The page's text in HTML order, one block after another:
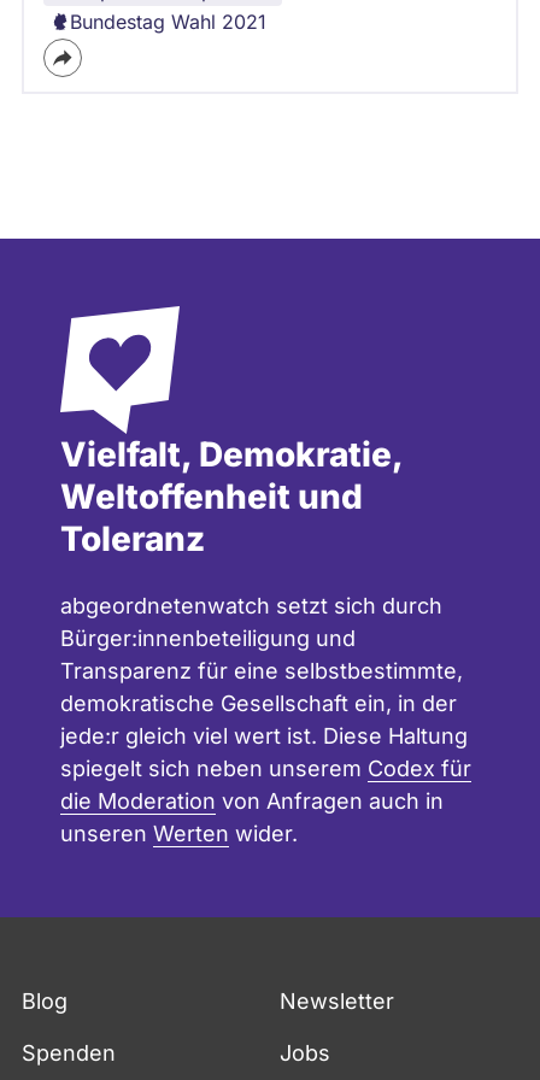
Bundestag Wahl 2021
Vielfalt, Demokratie,
Weltoffenheit und
Toleranz
abgeordnetenwatch setzt sich durch
Bürger:innenbeteiligung und
Transparenz für eine selbstbestimmte,
demokratische Gesellschaft ein, in der
jede:r gleich viel wert ist. Diese Haltung
spiegelt sich neben unserem Codex für
die Moderation von Anfragen auch in
unseren Werten wider.
Fußzeile
Blog Newsletter
Spenden Jobs